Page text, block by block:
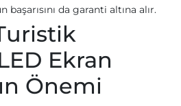
da garanti altına alır.
Ekran
Önemi